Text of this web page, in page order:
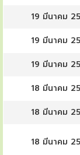
19 มีนาคม
19 มีนาคม
19 มีนาคม
18 มีนาคม
18 มีนาคม
18 มีนาคม